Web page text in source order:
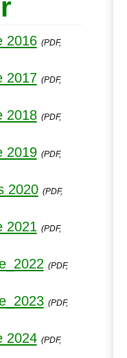
2016 (PDF,
2017 (PDF,
2018 (PDF,
2019 (PDF,
2020 (PDF,
2021 (PDF,
(PDF,
(PDF,
2024 (PDF,